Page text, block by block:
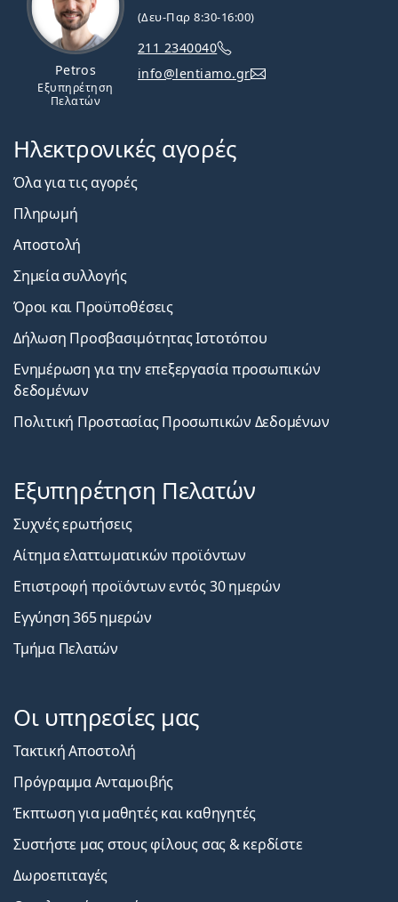
Petros
Εξυπηρέτηση
Πελατών
(Δευ-Παρ 8:30-16:00)
211 2340040
info@lentiamo.gr
Ηλεκτρονικές αγορές
Όλα για τις αγορές
Πληρωμή
Αποστολή
Σημεία συλλογής
Όροι και Προϋποθέσεις
Δήλωση Προσβασιμότητας Ιστοτόπου
Ενημέρωση για την επεξεργασία προσωπικών
δεδομένων
Πολιτική Προστασίας Προσωπικών Δεδομένων
Εξυπηρέτηση Πελατών
Συχνές ερωτήσεις
Αίτημα ελαττωματικών προϊόντων
Επιστροφή προϊόντων εντός 30 ημερών
Εγγύηση 365 ημερών
Τμήμα Πελατών
Οι υπηρεσίες μας
Τακτική Αποστολή
Πρόγραμμα Ανταμοιβής
Έκπτωση για μαθητές και καθηγητές
Συστήστε μας στους φίλους σας & κερδίστε
Δωροεπιταγές